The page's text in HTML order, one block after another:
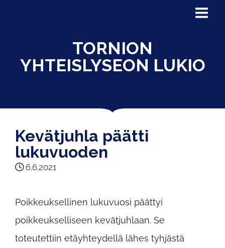
TORNION
YHTEISLYSEON LUKIO
Kevätjuhla päätti
lukuvuoden
6.6.2021
Poikkeuksellinen lukuvuosi päättyi
poikkeukselliseen kevätjuhlaan. Se
toteutettiin etäyhteydellä lähes tyhjästä